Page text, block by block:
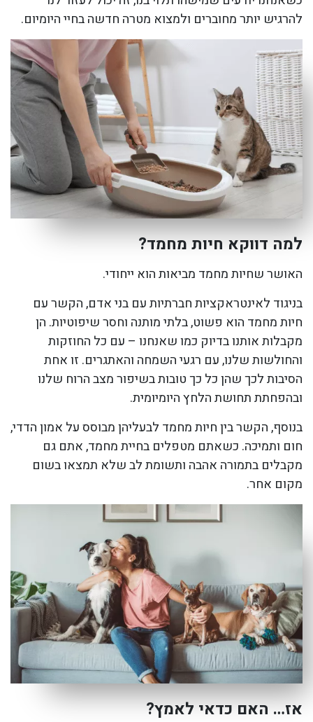
להרגיש יותר מחוברים ולמצוא מטרה חדשה בחיי היומיום.
למה דווקא חיות מחמד?
האושר שחיות מחמד מביאות הוא ייחודי.
בניגוד לאינטראקציות חברתיות עם בני אדם, הקשר עם
חיות מחמד הוא פשוט, בלתי מותנה וחסר שיפוטיות. הן
מקבלות אותנו בדיוק כמו שאנחנו – עם כל החוזקות
והחולשות שלנו, עם רגעי השמחה והאתגרים. זו אחת
הסיבות לכך שהן כל כך טובות בשיפור מצב הרוח שלנו
ובהפחתת תחושת הלחץ היומיומית.
בנוסף, הקשר בין חיות מחמד לבעליהן מבוסס על אמון הדדי,
חום ותמיכה. כשאתם מטפלים בחיית מחמד, אתם גם
מקבלים בתמורה אהבה ותשומת לב שלא תמצאו בשום
מקום אחר.
אז… האם כדאי לאמץ?